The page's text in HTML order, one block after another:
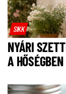
SIKK
NYÁRI
A HŐSÉGBEN